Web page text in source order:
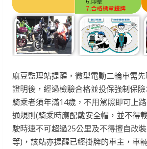
麻豆監理站提醒，微型電動二輪車需
證明後，經過檢驗合格並投保強制保
騎乘者須年滿14歲，不用駕照即可上
通規則(騎乘時應配戴安全帽，並不得
駛時速不可超過25公里及不得擅自改
等)，該站亦提醒已經掛牌的車主，車